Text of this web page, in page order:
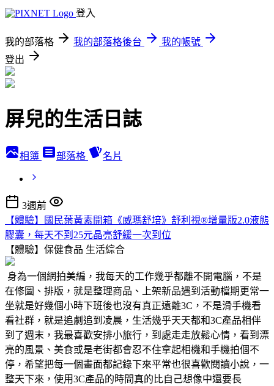
登入
我的部落格 我的部落格後台
我的帳號
登出
屏兒的生活日誌
相簿 部落格 名片
3週前
【體驗】國民葉黃素開箱《威瑪舒培》舒利視®增量版2.0液態
膠囊，每天不到25元晶亮舒緩一次到位
【體驗】保健食品 生活綜合
身為一個網拍美編，我每天的工作幾乎都離不開電腦，不是
在修圖、排版，就是整理商品、上架新品遇到活動檔期更常一
坐就是好幾個小時下班後也沒有真正遠離3C，不是滑手機看
看社群，就是追劇追到凌晨，生活幾乎天天都和3C產品相伴
到了週末，我最喜歡安排小旅行，到處走走放鬆心情，看到漂
亮的風景、美食或是老街都會忍不住拿起相機和手機拍個不
停，希望把每一個畫面都記錄下來平常也很喜歡閱讀小說，一
整天下來，使用3C產品的時間真的比自己想像中還要長